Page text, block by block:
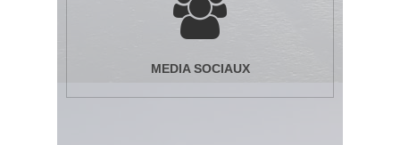
MEDIA SOCIAUX